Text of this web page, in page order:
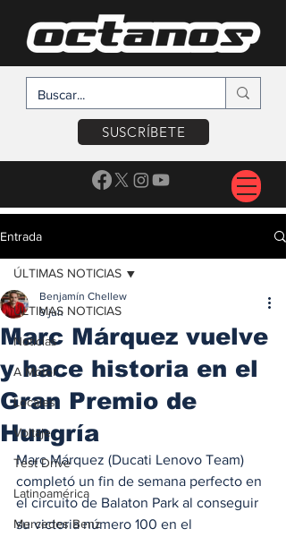
SUSCRÍBETE
Entrada
ÚLTIMAS NOTICIAS
Noticias
A Motor
Locales
Voltaje
Test Drive
Latinoamérica
Mercedes Benz
ÚLTIMAS NOTICIAS
Marc Márquez vuelve
y hace historia en el
Gran Premio de
Hungría
Benjamín Chellew
9 jun
Marc Márquez (Ducati Lenovo Team)
completó un fin de semana perfecto en
el circuito de Balaton Park al conseguir
su victoria número 100 en el